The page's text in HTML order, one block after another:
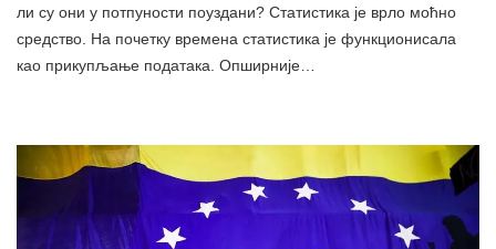
ли су они у потпуности поуздани? Статистика је врло моћно
средство. На почетку времена статистика је функционисала
као прикупљање података. Опширније…